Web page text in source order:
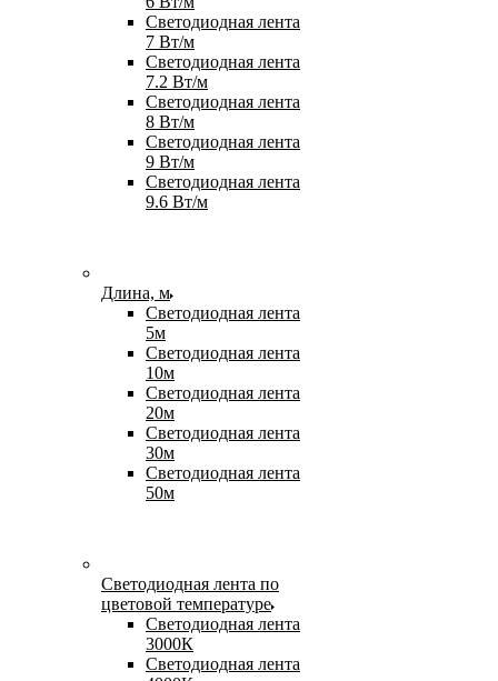
Светодиодная лента
7 Вт/м
Светодиодная лента
7.2 Вт/м
Светодиодная лента
8 Вт/м
Светодиодная лента
9 Вт/м
Светодиодная лента
9.6 Вт/м
Длина, м
Светодиодная лента
5м
Светодиодная лента
10м
Светодиодная лента
20м
Светодиодная лента
30м
Светодиодная лента
50м
Светодиодная лента по
цветовой температуре
Светодиодная лента
3000К
Светодиодная лента